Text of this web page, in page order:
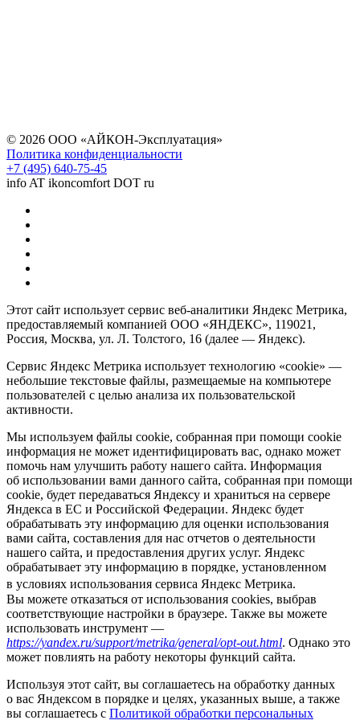
© 2026 ООО «АЙКОН-Эксплуатация»
Политика конфиденциальности
+7 (495) 640-75-45
info AT ikoncomfort DOT ru
Этот сайт использует сервис веб-аналитики Яндекс Метрика,
предоставляемый компанией ООО «ЯНДЕКС», 119021,
Россия, Москва, ул. Л. Толстого, 16 (далее — Яндекс).
Сервис Яндекс Метрика использует технологию «cookie» —
небольшие текстовые файлы, размещаемые на компьютере
пользователей с целью анализа их пользовательской
активности.
Мы используем файлы cookie, собранная при помощи cookie
информация не может идентифицировать вас, однако может
помочь нам улучшить работу нашего сайта. Информация
об использовании вами данного сайта, собранная при помощи
cookie, будет передаваться Яндексу и храниться на сервере
Яндекса в ЕС и Российской Федерации. Яндекс будет
обрабатывать эту информацию для оценки использования
вами сайта, составления для нас отчетов о деятельности
нашего сайта, и предоставления других услуг. Яндекс
обрабатывает эту информацию в порядке, установленном
в условиях использования сервиса Яндекс Метрика.
Вы можете отказаться от использования cookies, выбрав
соответствующие настройки в браузере. Также вы можете
использовать инструмент —
https://yandex.ru/support/metrika/general/opt-out.html. Однако это
может повлиять на работу некоторы функций сайта.
Используя этот сайт, вы соглашаетесь на обработку данных
о вас Яндексом в порядке и целях, указанных выше, а также
вы соглашаетесь с Политикой обработки персональных